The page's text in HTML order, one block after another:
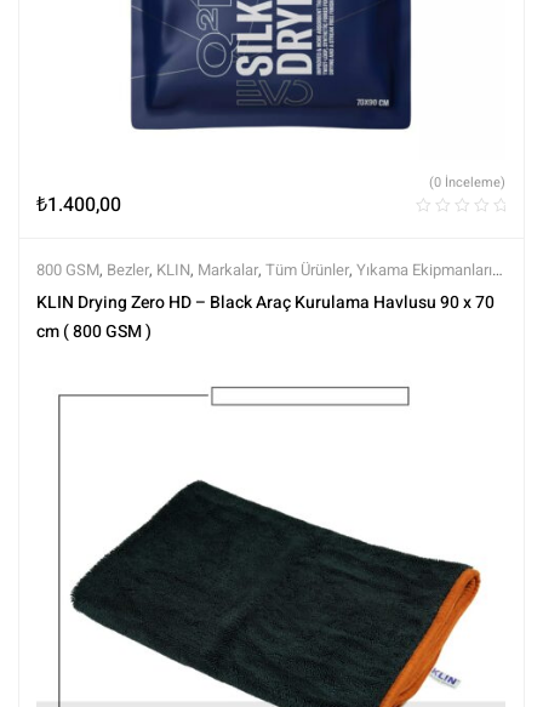
₺1.400,00
(0 İnceleme)
800 GSM, Bezler, KLIN, Markalar, Tüm Ürünler, Yıkama Ekipmanları,
Yıkama Ürünleri
KLIN Drying Zero HD – Black Araç Kurulama Havlusu 90 x 70
cm ( 800 GSM )